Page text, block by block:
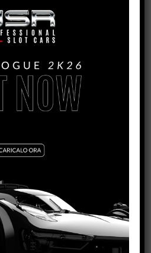
21.400 rpm
GUIDA:95mm